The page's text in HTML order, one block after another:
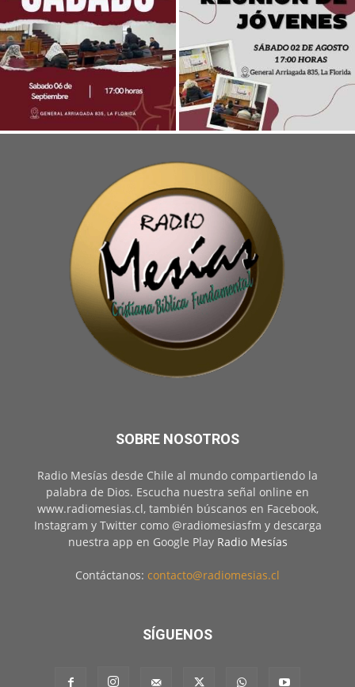
SOBRE NOSOTROS
Radio Mesías desde Chile al mundo compartiendo la
palabra de Dios. Escucha nuestra señal online en
www.radiomesias.cl, también búscanos en Facebook,
Instagram y Twitter como @radiomesiasfm y descarga
nuestra app en Google Play Radio Mesías
Contáctanos: contacto@radiomesias.cl
SÍGUENOS